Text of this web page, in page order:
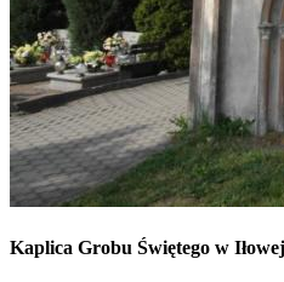
Kaplica Grobu Świętego w Iłowej